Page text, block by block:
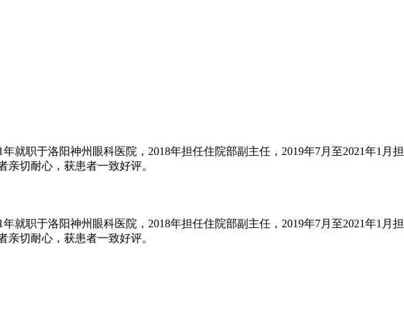
职于洛阳神州眼科医院，2018年担任住院部副主任，2019年7月至2021年1月
切耐心，获患者一致好评。
职于洛阳神州眼科医院，2018年担任住院部副主任，2019年7月至2021年1月
切耐心，获患者一致好评。